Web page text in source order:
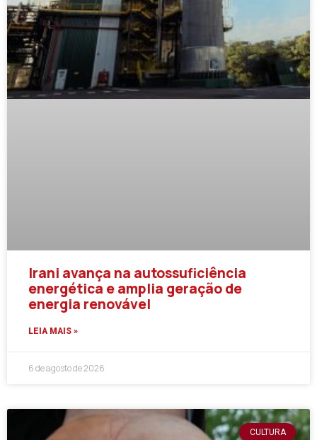
Irani avança na autossuficiência
energética e amplia geração de
energia renovável
LEIA MAIS »
6 de agosto de 2026
CULTURA